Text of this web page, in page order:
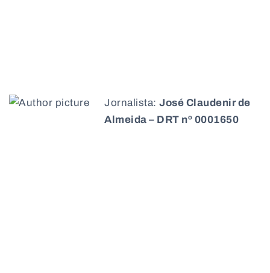
Jornalista: José Claudenir de
Almeida – DRT nº 0001650